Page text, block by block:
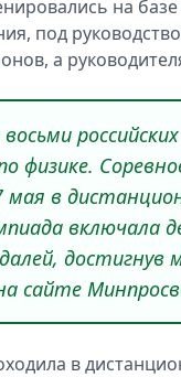
на
под
а
физике.
мая в
включала
достигнув
сайте
в